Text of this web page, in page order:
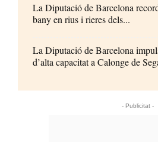
La Diputació de Barcelona
bany en rius i rieres dels...
La Diputació de Barcelona
d’alta capacitat a Calonge de
- Publicitat -